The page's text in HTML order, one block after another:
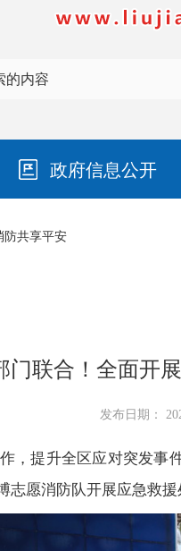
政府信息公开
防共享平安
门联合！全面开
发布日期：
，提升全区应对突发
愿消防队开展应急救援